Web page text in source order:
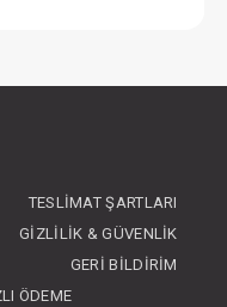
TESLIMAT ŞARTLARI
GIZLILIK & GÜVENLIK
GERI BILDIRIM
ÖDEME